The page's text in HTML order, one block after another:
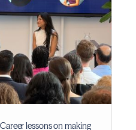
lessons on making